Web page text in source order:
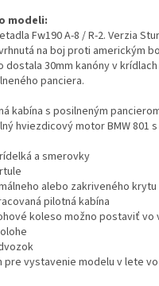
modeli:
Fw190 A-8 / R-2. Verzia
na boj proti americkým
30mm kanóny v
panciera.
kabína s posilneným
hviezdicový motor BMW 801
a smerovky
alebo zakriveného
pilotná kabína
koleso možno postaviť vo
pre vystavenie modelu v lete